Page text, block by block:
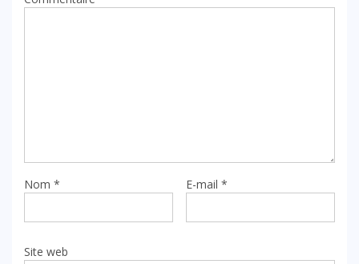
Nom * E-mail *
Site web